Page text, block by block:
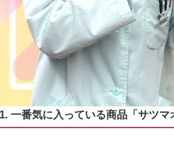
1. 一番気に入っている商品「サツマ